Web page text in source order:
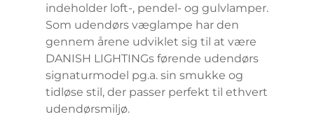
indeholder loft-, pendel- og gulvlamper.
Som udendørs væglampe har den
gennem årene udviklet sig til at være
DANISH LIGHTINGs førende udendørs
signaturmodel pg.a. sin smukke og
tidløse stil, der passer perfekt til ethvert
udendørsmiljø.